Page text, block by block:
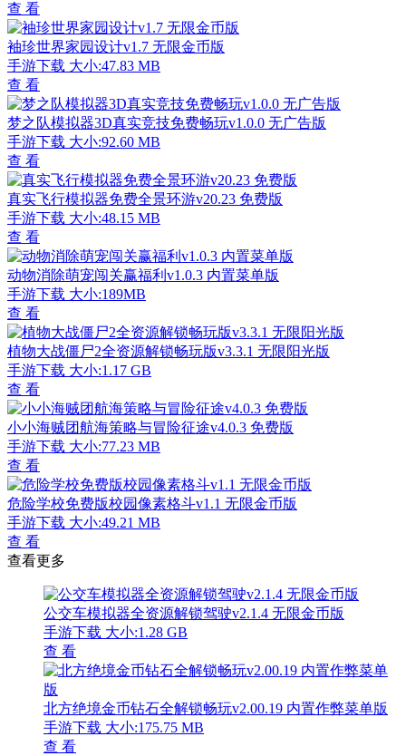
查 看
袖珍世界家园设计v1.7 无限金币版
手游下载 大小:47.83 MB
查 看
梦之队模拟器3D真实竞技免费畅玩v1.0.0 无广告版
手游下载 大小:92.60 MB
查 看
真实飞行模拟器免费全景环游v20.23 免费版
手游下载 大小:48.15 MB
查 看
动物消除萌宠闯关赢福利v1.0.3 内置菜单版
手游下载 大小:189MB
查 看
植物大战僵尸2全资源解锁畅玩版v3.3.1 无限阳光版
手游下载 大小:1.17 GB
查 看
小小海贼团航海策略与冒险征途v4.0.3 免费版
手游下载 大小:77.23 MB
查 看
危险学校免费版校园像素格斗v1.1 无限金币版
手游下载 大小:49.21 MB
查 看
查看更多
公交车模拟器全资源解锁驾驶v2.1.4 无限金币版
手游下载 大小:1.28 GB
查 看
北方绝境金币钻石全解锁畅玩v2.00.19 内置作弊菜单版
手游下载 大小:175.75 MB
查 看